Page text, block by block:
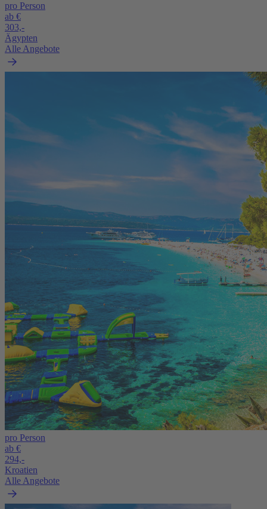
pro Person
ab €
303,-
Ägypten
Alle Angebote
pro Person
ab €
294,-
Kroatien
Alle Angebote